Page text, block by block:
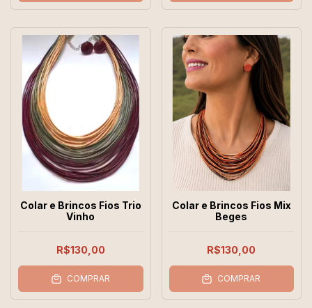
Colar e Brincos Fios Trio
Vinho
R$130,00
COMPRAR
Colar e Brincos Fios Mix
Beges
R$130,00
COMPRAR